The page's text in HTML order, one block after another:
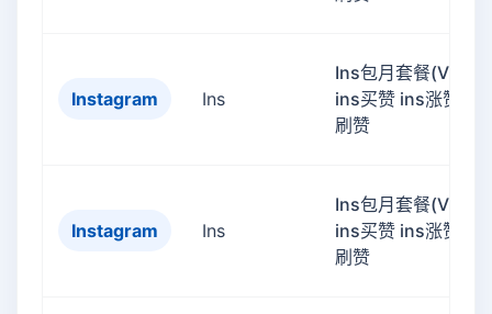
Instagram Ins
Ins包月套餐(VIP)
ins买赞 ins涨赞 ins
刷赞
Instagram Ins
Ins包月套餐(VIP)
ins买赞 ins涨赞 ins
刷赞